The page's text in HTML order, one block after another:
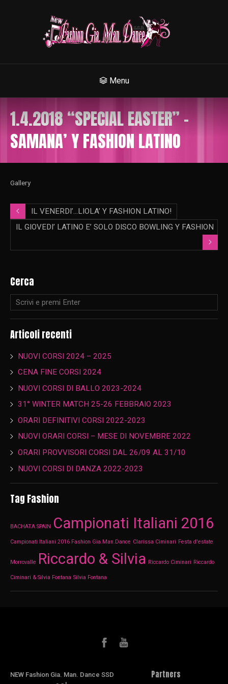
Menu
1.4.2018 “SPECIAL EASTER” –
SAMANA’ Y FASHION LATINO
Gallery
IL VENERDI’…LIOLA’ Y FASHION LATINO!
IL GIOVEDI’ LATINO E’ SOLO DISCO BOWLING Y FASHION
Cerca
Articoli recenti
NUOVI CORSI 2024 – 2025
CENA FINE CORSI 2024
NUOVI CORSI DI BALLO 2023-2024
31° WINTER MATCH 25-26 FEBBRAIO 2023
ORARI DEFINITIVI CORSI 2022-2023
NUOVI ORARI CORSI – MESE DI NOVEMBRE 2022
ORARI PROVVISORI CORSI DAL 26/09 AL 31/10
NUOVI CORSI DI DANZA 2022-2023
Tag Fashion
BACHATA SPAIN Campionati Italiani 2016
Campionati Italiani 2016 Fashion Gia.Man.Dance Clarissa Ciminari Festa d'estate
Morrovalle Riccardo & Silvia Riccardo Ciminari Riccardo
Ciminari & Silvia Fontana Silvia Fontana
NEW Fashion Gia. Man. Dance SSD
Partners